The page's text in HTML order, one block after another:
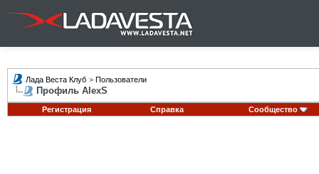
Лада Веста Клуб > Пользователи
Профиль AlexS
Регистрация Справка Сообщество